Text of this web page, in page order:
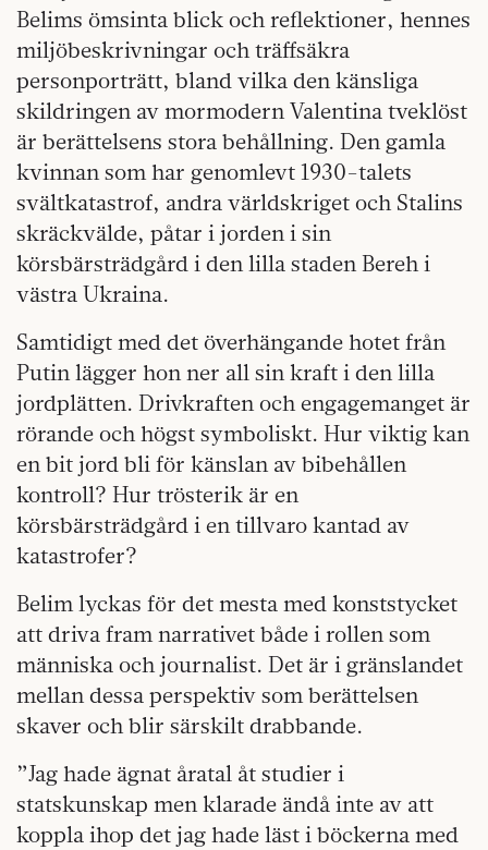
Belims ömsinta blick och reflektioner, hennes
miljöbeskrivningar och träffsäkra
personporträtt, bland vilka den känsliga
skildringen av mormodern Valentina tveklöst
är berättelsens stora behållning. Den gamla
kvinnan som har genomlevt 1930-talets
svältkatastrof, andra världskriget och Stalins
skräckvälde, påtar i jorden i sin
körsbärsträdgård i den lilla staden Bereh i
västra Ukraina.
Samtidigt med det överhängande hotet från
Putin lägger hon ner all sin kraft i den lilla
jordplätten. Drivkraften och engagemanget är
rörande och högst symboliskt. Hur viktig kan
en bit jord bli för känslan av bibehållen
kontroll? Hur trösterik är en
körsbärsträdgård i en tillvaro kantad av
katastrofer?
Belim lyckas för det mesta med konststycket
att driva fram narrativet både i rollen som
människa och journalist. Det är i gränslandet
mellan dessa perspektiv som berättelsen
skaver och blir särskilt drabbande.
”Jag hade ägnat åratal åt studier i
statskunskap men klarade ändå inte av att
koppla ihop det jag hade läst i böckerna med